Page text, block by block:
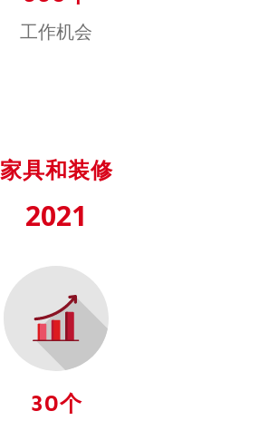
工作机会
家具和装修
2021
30个